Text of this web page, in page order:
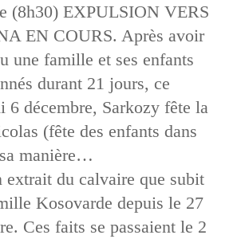
(8h30) EXPULSION VERS
EN COURS. Après avoir
une famille et ses enfants
durant 21 jours, ce
6 décembre, Sarkozy fête la
(fête des enfants dans
manière…
extrait du calvaire que subit
Kosovarde depuis le 27
Ces faits se passaient le 2